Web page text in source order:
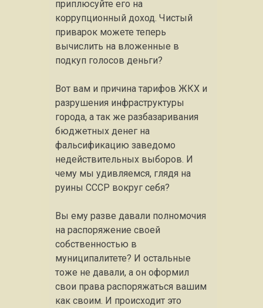
приплюсуйте его на
коррупционный доход. Чистый
приварок можете теперь
вычислить на вложенные в
подкуп голосов деньги?
Вот вам и причина тарифов ЖКХ и
разрушения инфраструктуры
города, а так же разбазаривания
бюджетных денег на
фальсификацию заведомо
недействительных выборов. И
чему мы удивляемся, глядя на
руины СССР вокруг себя?
Вы ему разве давали полномочия
на распоряжение своей
собственностью в
муниципалитете? И остальные
тоже не давали, а он оформил
свои права распоряжаться вашим
как своим. И происходит это